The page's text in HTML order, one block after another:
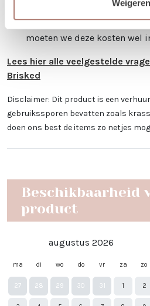
Weigeren
€300 krijg je korting op de
Is er iets beschadigd? Dat
moeten we deze kosten wel
Lees hier alle veelgestelde
Brisked
Disclaimer: Dit product is een
gebruikssporen bevatten zoals
doen ons best de items zo netjes
Beschikbaarheid
product
augustus 2026
ma di wo do vr za zo
27 28 29 30 31 1 2